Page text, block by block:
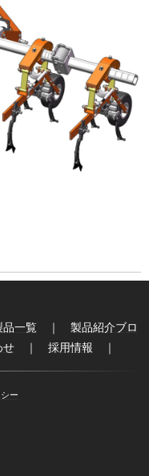
品一覧 ｜ 製品紹介ブロ
せ ｜ 採用情報 ｜
ー